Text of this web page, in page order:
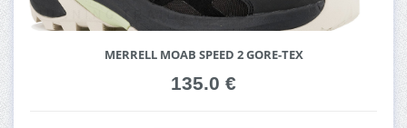
MERRELL MOAB SPEED 2 GORE-TEX
135.0 €